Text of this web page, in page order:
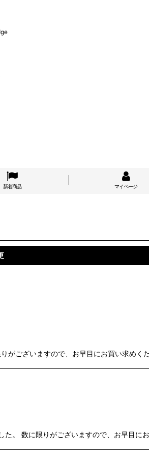
新着商品 マイページ
がございますので、お早目にお買い求め
。 数に限りがございますので、お早目に